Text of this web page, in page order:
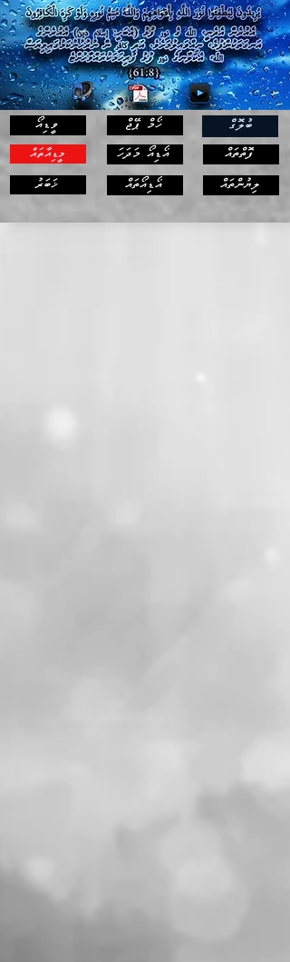
ވީޑިއޯ
މީޑިއާތައް
ޚަބަރު
ހޯމް ޕޭޖް
އޯޑިއޯ މަދަހަ
އޯޑިއޯތައް
ބުލޮގް
ފޮތްތައް
ލިޔުންތައް